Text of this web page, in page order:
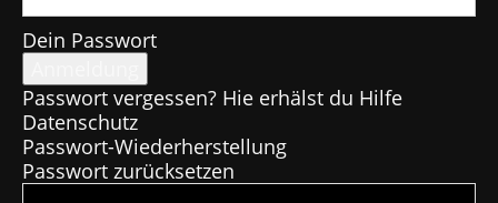
Dein Passwort
Passwort vergessen? Hie erhälst du Hilfe
Datenschutz
Passwort-Wiederherstellung
Passwort zurücksetzen